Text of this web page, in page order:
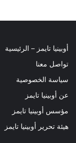
أوبينيا تايمز – الرئيسية
تواصل معنا
سياسة الخصوصية
عن أوبينيا تايمز
مؤسس أوبينيا تايمز
هيئة تحرير أوبينيا تايمز